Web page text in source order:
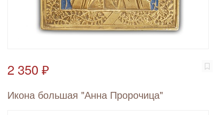
2 350 ₽
Икона большая "Анна Пророчица"